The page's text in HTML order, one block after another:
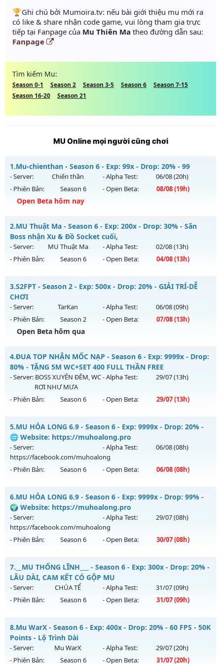
️🏆Ghi chú bởi Mumoira.tv: nếu bài giới thiệu mu mới ra
có like & share nhận code game, vui lòng tham gia trực
tiếp tại Fanpage của Mu Thiên Ma theo đường dẫn sau:
Fanpage
Tìm kiếm Mu:
Season 0-1 Season 2 Season 3-5 Season 6
Season 7-15
Season 16-20
Season 21
MU Online mọi người cũng chơi
1.Mu-chienthan - Season 6 - Exp: 99x - Drop: 20% - 99
- Server: Chiến thần - Alpha Test: 06/08(20h)
- Phiên Bản:
Season 6 - Open Beta: 08/08(19h)
Open Beta hôm nay
Mu-chienthan - 99
Mu mới ra tháng 08 2026 - Mở máy chủ
ngày 08/08/2626
Exp: 99x - Drop: 20%
Thể loại: Mu Nguyên bản Webzen
Antihack: Anti 8x
2.MU Thuật Ma - Season 6 - Exp: 200x - Drop: 30% - Săn
Boss nhận Xu & Đồ Socket cuối,
- Server: MU Thuật Ma - Alpha Test: 02/08(13h)
- Phiên Bản:
Season 6 - Open Beta: 04/08(13h)
MU Thuật Ma - Săn Boss nhận Xu & Đồ Socket cuối,
Mu mới ra tháng 08 2026 - Mở máy chủ
13h ngày 04/08/2626
Exp: 200x - Drop: 30%
Kiểu reset: Reset In Game
Thể loại: Mu Nguyên bản Webzen
Antihack: VietGuard
3.S2FPT - Season 2 - Exp: 500x - Drop: 20% - GIẢI TRÍ-DỄ
CHƠI
- Server: TarKan - Alpha Test: 06/08(09h)
- Phiên Bản:
Season 2 - Open Beta: 07/08(13h)
Open Beta hôm qua
S2FPT - GIẢI TRÍ-DỄ CHƠI
Mu mới ra tháng 08 2026 - Mở máy chủTarKan
ngày 07/08/2626
Exp: 500x - Drop: 20%
Thể loại: Mu Nguyên bản Webzen
Antihack: PRO
4.ĐUA TOP NHẬN MỐC NẠP - Season 6 - Exp: 9999x - Drop:
80% - TẶNG 5M WC+SET 400 FULL THẦN FREE
- Server: BOSS XUYÊN ĐÊM, WC
RƠI NHƯ MƯA
- Alpha Test: 29/07(13h)
- Phiên Bản: Season 6 - Open Beta: 29/07(13h)
ĐUA TOP NHẬN MỐC NẠP - TẶNG 5M WC+SET 400 FULL
THẦN FREE
Mu mới ra tháng 07 2026 - Mở máy chủ
BOSS XUYÊN ĐÊM,
WC RƠI NHƯ MƯAvào 13h ngày 29/07/2626
Exp: 9999x - Drop: 80%
Thể loại: Mu Nguyên bản Webzen
Antihack: KHÔNG THỂ HACK
5.MU HỎA LONG 6.9 - Season 6 - Exp: 9999x - Drop: 20% -
🌐 Website: https://muhoalong.pro
- Server:
https://facebook.com/muhoalong
- Alpha Test: 06/08(08h)
- Phiên Bản: Season 6 - Open Beta: 06/08(08h)
MU HỎA LONG 6.9 - 🌐 Website: https://muhoalong.pro
Mu mới ra tháng 08 2026 - Mở máy chủ
https://facebook.com/muhoalongvào 08h ngày
06/08/2626
Exp: 9999x - Drop: 20%
Thể loại: Mu Nguyên bản Webzen
Antihack: XShield
6.MU HỎA LONG 6.9 - Season 6 - Exp: 9999x - Drop: 99% -
🌍 Website: https://muhoalong.pro
- Server:
https://facebook.com/muhoalong
- Alpha Test: 29/07(08h)
- Phiên Bản: Season 6 - Open Beta: 30/07(08h)
MU HỎA LONG 6.9 - 🌍 Website: https://muhoalong.pro
Mu mới ra tháng 07 2026 - Mở máy chủ
https://facebook.com/muhoalongvào 08h ngày
30/07/2626
Kiểu reset: Non Reset
Thể loại: Mu Nguyên bản Webzen
Antihack: Xshiel
7. __MU THỐNG LĨNH___ - Season 6 - Exp: 300x - Drop: 20% -
LÂU DÀI, CAM KẾT CÓ GỘP MU
- Server: CHÚA TỂ - Alpha Test: 31/07(09h)
- Phiên Bản:
Season 6 - Open Beta: 31/07(09h)
Mu mới ra tháng 07 2026 - Mở máy chủ
ngày 31/07/2626
Exp: 300x - Drop: 20%
8.Mu WarX - Season 6 - Exp: 400x - Drop: 20% - 60 FPS - 50K
Points - Lộ Trình Dài
- Server: Mu WarX - Alpha Test: 29/07(20h)
- Phiên Bản:
Season 6 - Open Beta: 31/07(20h)